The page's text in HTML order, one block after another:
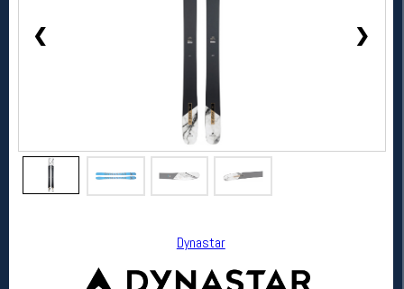
❮ ❯
Dynastar